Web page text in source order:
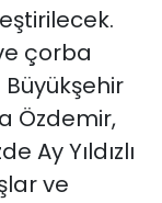
çorba
Özdemir,
Ay Yıldızlı
ve